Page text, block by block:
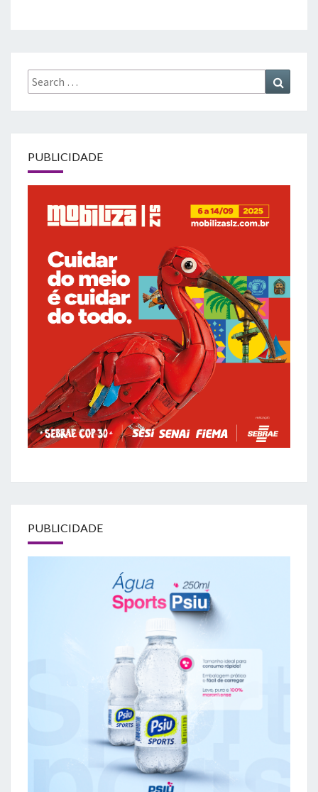
Search
for:
PUBLICIDADE
PUBLICIDADE